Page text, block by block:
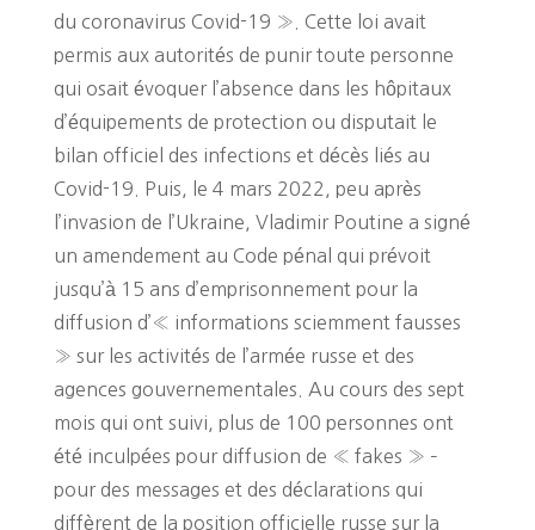
du coronavirus Covid-19 ». Cette loi avait
permis aux autorités de punir toute personne
qui osait évoquer l’absence dans les hôpitaux
d’équipements de protection ou disputait le
bilan officiel des infections et décès liés au
Covid-19. Puis, le 4 mars 2022, peu après
l’invasion de l’Ukraine, Vladimir Poutine a signé
un amendement au Code pénal qui prévoit
jusqu’à 15 ans d’emprisonnement pour la
diffusion d’« informations sciemment fausses
» sur les activités de l’armée russe et des
agences gouvernementales. Au cours des sept
mois qui ont suivi, plus de 100 personnes ont
été inculpées pour diffusion de « fakes » –
pour des messages et des déclarations qui
diffèrent de la position officielle russe sur la